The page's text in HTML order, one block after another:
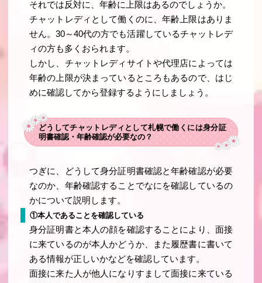
それでは反対に、年齢に上限はあるのでしょうか。
チャットレディとして働くのに、年齢上限はありま
せん。30～40代の方でも活躍しているチャットレデ
ィの方も多くおられます。
しかし、チャットレディサイトや代理店によっては
年齢の上限が決まっているところもあるので、はじ
めに確認してから登録するようにしましょう。
どうしてチャットレディとして札幌で働くには身分証
明書確認・年齢確認が必要なの？
つぎに、どうして身分証明書確認と年齢確認が必要
なのか、年齢確認することでなにを確認しているの
かについて説明します。
①本人であることを確認している
身分証明書と本人の顔を確認することにより、面接
に来ているのが本人かどうか、また履歴書に書いて
ある情報が正しいかなどを確認しています。
面接に来た人が他人になりすまして面接に来ている